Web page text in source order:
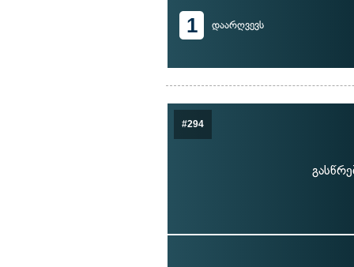
1 დაარღვევს
#294